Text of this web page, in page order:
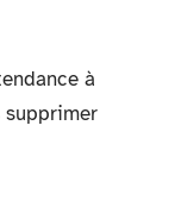
à
supprimer